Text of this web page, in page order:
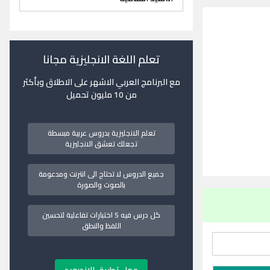
تعلم اللغة الانجليزية مجانا
مع البرنامج العربي الاشهر على الاطلاق وبأكثر
من 10 مليون تحميل
تعلم الانجليزية بدروس عربية مبسطة
تجعلك تعشق الانجليزية
جميع الدروس لا تحتاج الى انترنت ومدعومة
بالصوت والصورة
كل درس فيه 5 اختبارات تفاعلية لتحسين
اللفظ والنطق